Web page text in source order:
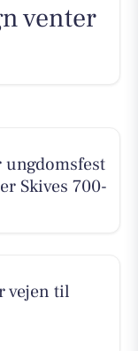
venter
Skives 700-
vejen til